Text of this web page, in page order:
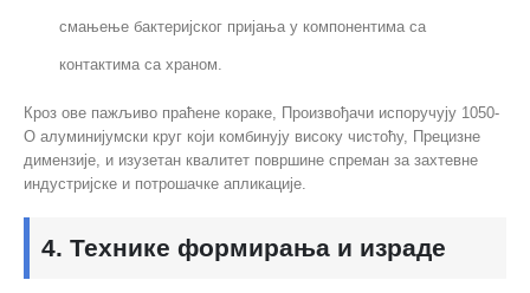
смањење бактеријског пријања у компонентима са
контактима са храном.
Кроз ове пажљиво праћене кораке, Произвођачи испоручују 1050-
О алуминијумски круг који комбинују високу чистоћу, Прецизне
димензије, и изузетан квалитет површине спреман за захтевне
индустријске и потрошачке апликације.
4. Технике формирања и израде